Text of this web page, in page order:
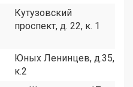
Кутузовский
проспект, д. 22, к. 1
Юных Ленинцев, д.35,
к.2